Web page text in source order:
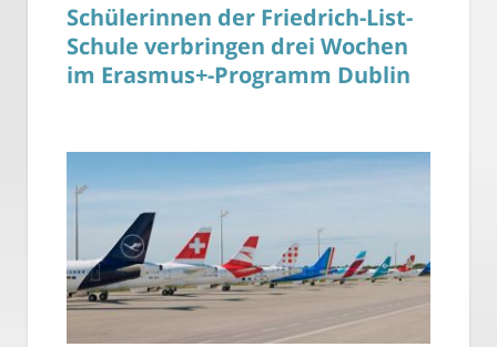
Schülerinnen der Friedrich-List-
Schule verbringen drei Wochen
im Erasmus+-Programm Dublin